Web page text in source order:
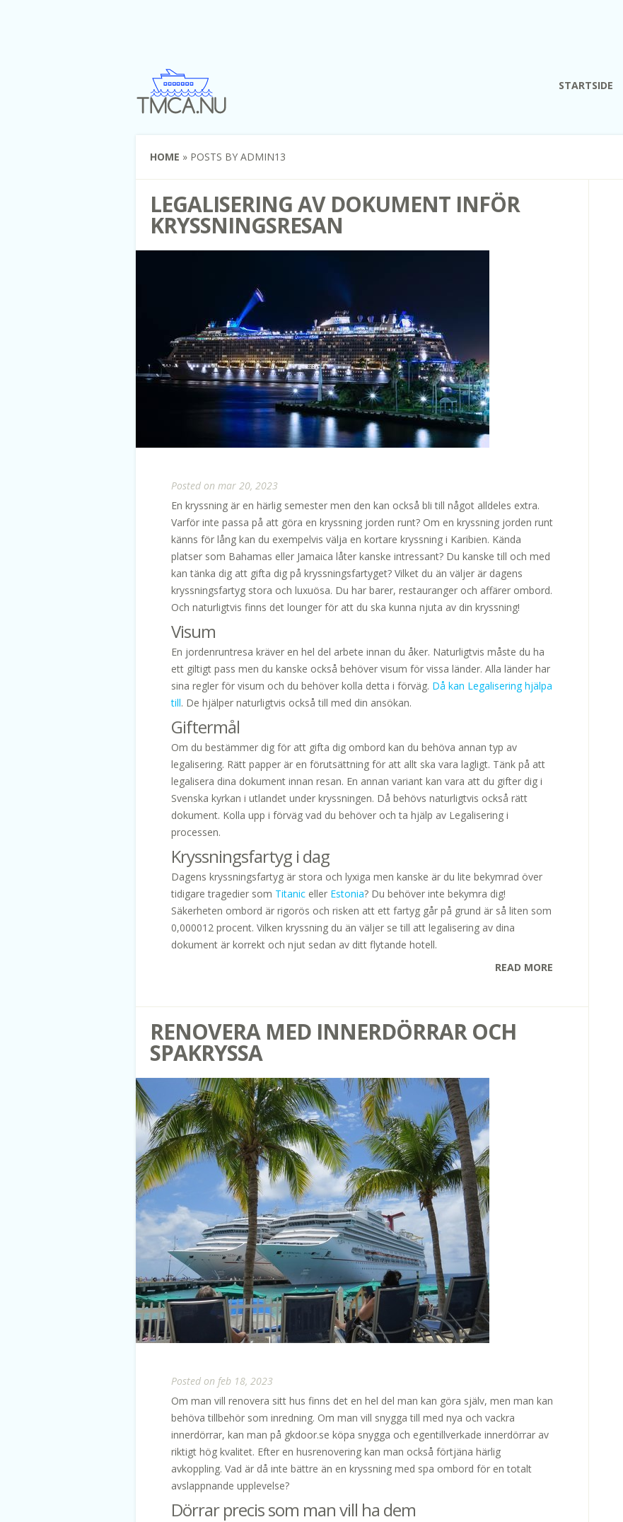
STARTSIDE
HOME » POSTS BY ADMIN13
LEGALISERING AV DOKUMENT INFÖR
KRYSSNINGSRESAN
Posted on mar 20, 2023
En kryssning är en härlig semester men den kan också bli till något alldeles extra.
Varför inte passa på att göra en kryssning jorden runt? Om en kryssning jorden runt
känns för lång kan du exempelvis välja en kortare kryssning i Karibien. Kända
platser som Bahamas eller Jamaica låter kanske intressant? Du kanske till och med
kan tänka dig att gifta dig på kryssningsfartyget? Vilket du än väljer är dagens
kryssningsfartyg stora och luxuösa. Du har barer, restauranger och affärer ombord.
Och naturligtvis finns det lounger för att du ska kunna njuta av din kryssning!
Visum
En jordenruntresa kräver en hel del arbete innan du åker. Naturligtvis måste du ha
ett giltigt pass men du kanske också behöver visum för vissa länder. Alla länder har
sina regler för visum och du behöver kolla detta i förväg. Då kan Legalisering hjälpa
till. De hjälper naturligtvis också till med din ansökan.
Giftermål
Om du bestämmer dig för att gifta dig ombord kan du behöva annan typ av
legalisering. Rätt papper är en förutsättning för att allt ska vara lagligt. Tänk på att
legalisera dina dokument innan resan. En annan variant kan vara att du gifter dig i
Svenska kyrkan i utlandet under kryssningen. Då behövs naturligtvis också rätt
dokument. Kolla upp i förväg vad du behöver och ta hjälp av Legalisering i
processen.
Kryssningsfartyg i dag
Dagens kryssningsfartyg är stora och lyxiga men kanske är du lite bekymrad över
tidigare tragedier som Titanic eller Estonia? Du behöver inte bekymra dig!
Säkerheten ombord är rigorös och risken att ett fartyg går på grund är så liten som
0,000012 procent. Vilken kryssning du än väljer se till att legalisering av dina
dokument är korrekt och njut sedan av ditt flytande hotell.
READ MORE
RENOVERA MED INNERDÖRRAR OCH
SPAKRYSSA
Posted on feb 18, 2023
Om man vill renovera sitt hus finns det en hel del man kan göra själv, men man kan
behöva tillbehör som inredning. Om man vill snygga till med nya och vackra
innerdörrar, kan man på gkdoor.se köpa snygga och egentillverkade innerdörrar av
riktigt hög kvalitet. Efter en husrenovering kan man också förtjäna härlig
avkoppling. Vad är då inte bättre än en kryssning med spa ombord för en totalt
avslappnande upplevelse?
Dörrar precis som man vill ha dem